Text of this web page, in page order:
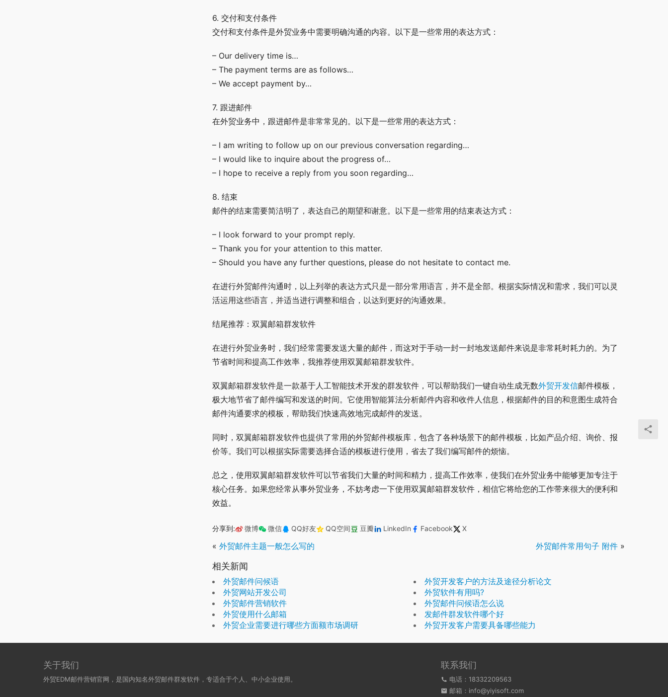
6. 交付和支付条件
交付和支付条件是外贸业务中需要明确沟通的内容。以下是一些常用的表达方式：
– Our delivery time is…
– The payment terms are as follows…
– We accept payment by…
7. 跟进邮件
在外贸业务中，跟进邮件是非常常见的。以下是一些常用的表达方式：
– I am writing to follow up on our previous conversation regarding…
– I would like to inquire about the progress of…
– I hope to receive a reply from you soon regarding…
8. 结束
邮件的结束需要简洁明了，表达自己的期望和谢意。以下是一些常用的结束表达方式：
– I look forward to your prompt reply.
– Thank you for your attention to this matter.
– Should you have any further questions, please do not hesitate to contact me.
在进行外贸邮件沟通时，以上列举的表达方式只是一部分常用语言，并不是全部。根据实际情况和需求，我们可以灵
活运用这些语言，并适当进行调整和组合，以达到更好的沟通效果。
结尾推荐：双翼邮箱群发软件
在进行外贸业务时，我们经常需要发送大量的邮件，而这对于手动一封一封地发送邮件来说是非常耗时耗力的。为了
节省时间和提高工作效率，我推荐使用双翼邮箱群发软件。
双翼邮箱群发软件是一款基于人工智能技术开发的群发软件，可以帮助我们一键自动生成无数外贸开发信邮件模板，
极大地节省了邮件编写和发送的时间。它使用智能算法分析邮件内容和收件人信息，根据邮件的目的和意图生成符合
邮件沟通要求的模板，帮助我们快速高效地完成邮件的发送。
同时，双翼邮箱群发软件也提供了常用的外贸邮件模板库，包含了各种场景下的邮件模板，比如产品介绍、询价、报
价等。我们可以根据实际需要选择合适的模板进行使用，省去了我们编写邮件的烦恼。
总之，使用双翼邮箱群发软件可以节省我们大量的时间和精力，提高工作效率，使我们在外贸业务中能够更加专注于
核心任务。如果您经常从事外贸业务，不妨考虑一下使用双翼邮箱群发软件，相信它将给您的工作带来很大的便利和
效益。
分享到: 微博 微信 QQ好友 QQ空间 豆瓣 LinkedIn Facebook X
« 外贸邮件主题一般怎么写的 外贸邮件常用句子 附件 »
相关新闻
外贸邮件问候语
外贸开发客户的方法及途径分析论文
外贸网站开发公司
外贸软件有用吗?
外贸邮件营销软件
外贸邮件问候语怎么说
外贸使用什么邮箱
发邮件群发软件哪个好
外贸企业需要进行哪些方面额市场调研
外贸开发客户需要具备哪些能力
关于我们
外贸EDM邮件营销官网，是国内知名外贸邮件群发软件，专适合于个人、中小企业使用。
联系我们
电话：18332209563
邮箱：info@yiyisoft.com